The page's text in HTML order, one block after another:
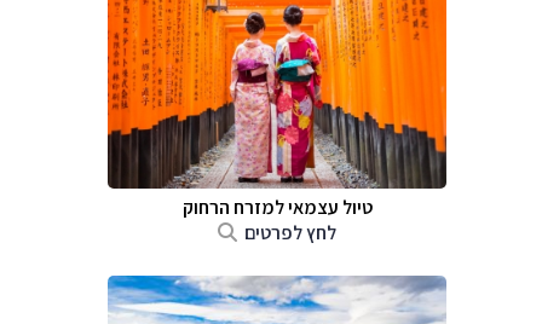
טיול עצמאי למזרח הרחוק
לחץ לפרטים